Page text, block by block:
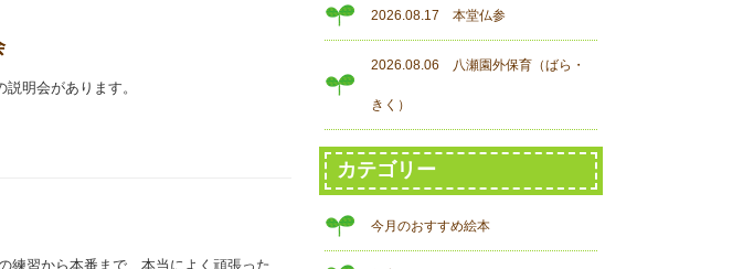
明会があります。
練習から本番まで、本当によく頑張った
2026.08.17 本堂仏参
2026.08.06 八瀬園外保育（ばら・
きく）
カテゴリー
今月のおすすめ絵本